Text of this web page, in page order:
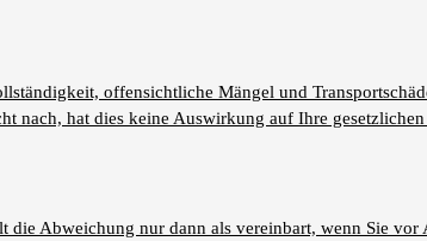
offensichtliche Mängel und
nach, hat dies keine Auswirkung auf Ihre
Abweichung nur dann als vereinbart, wenn Sie vor